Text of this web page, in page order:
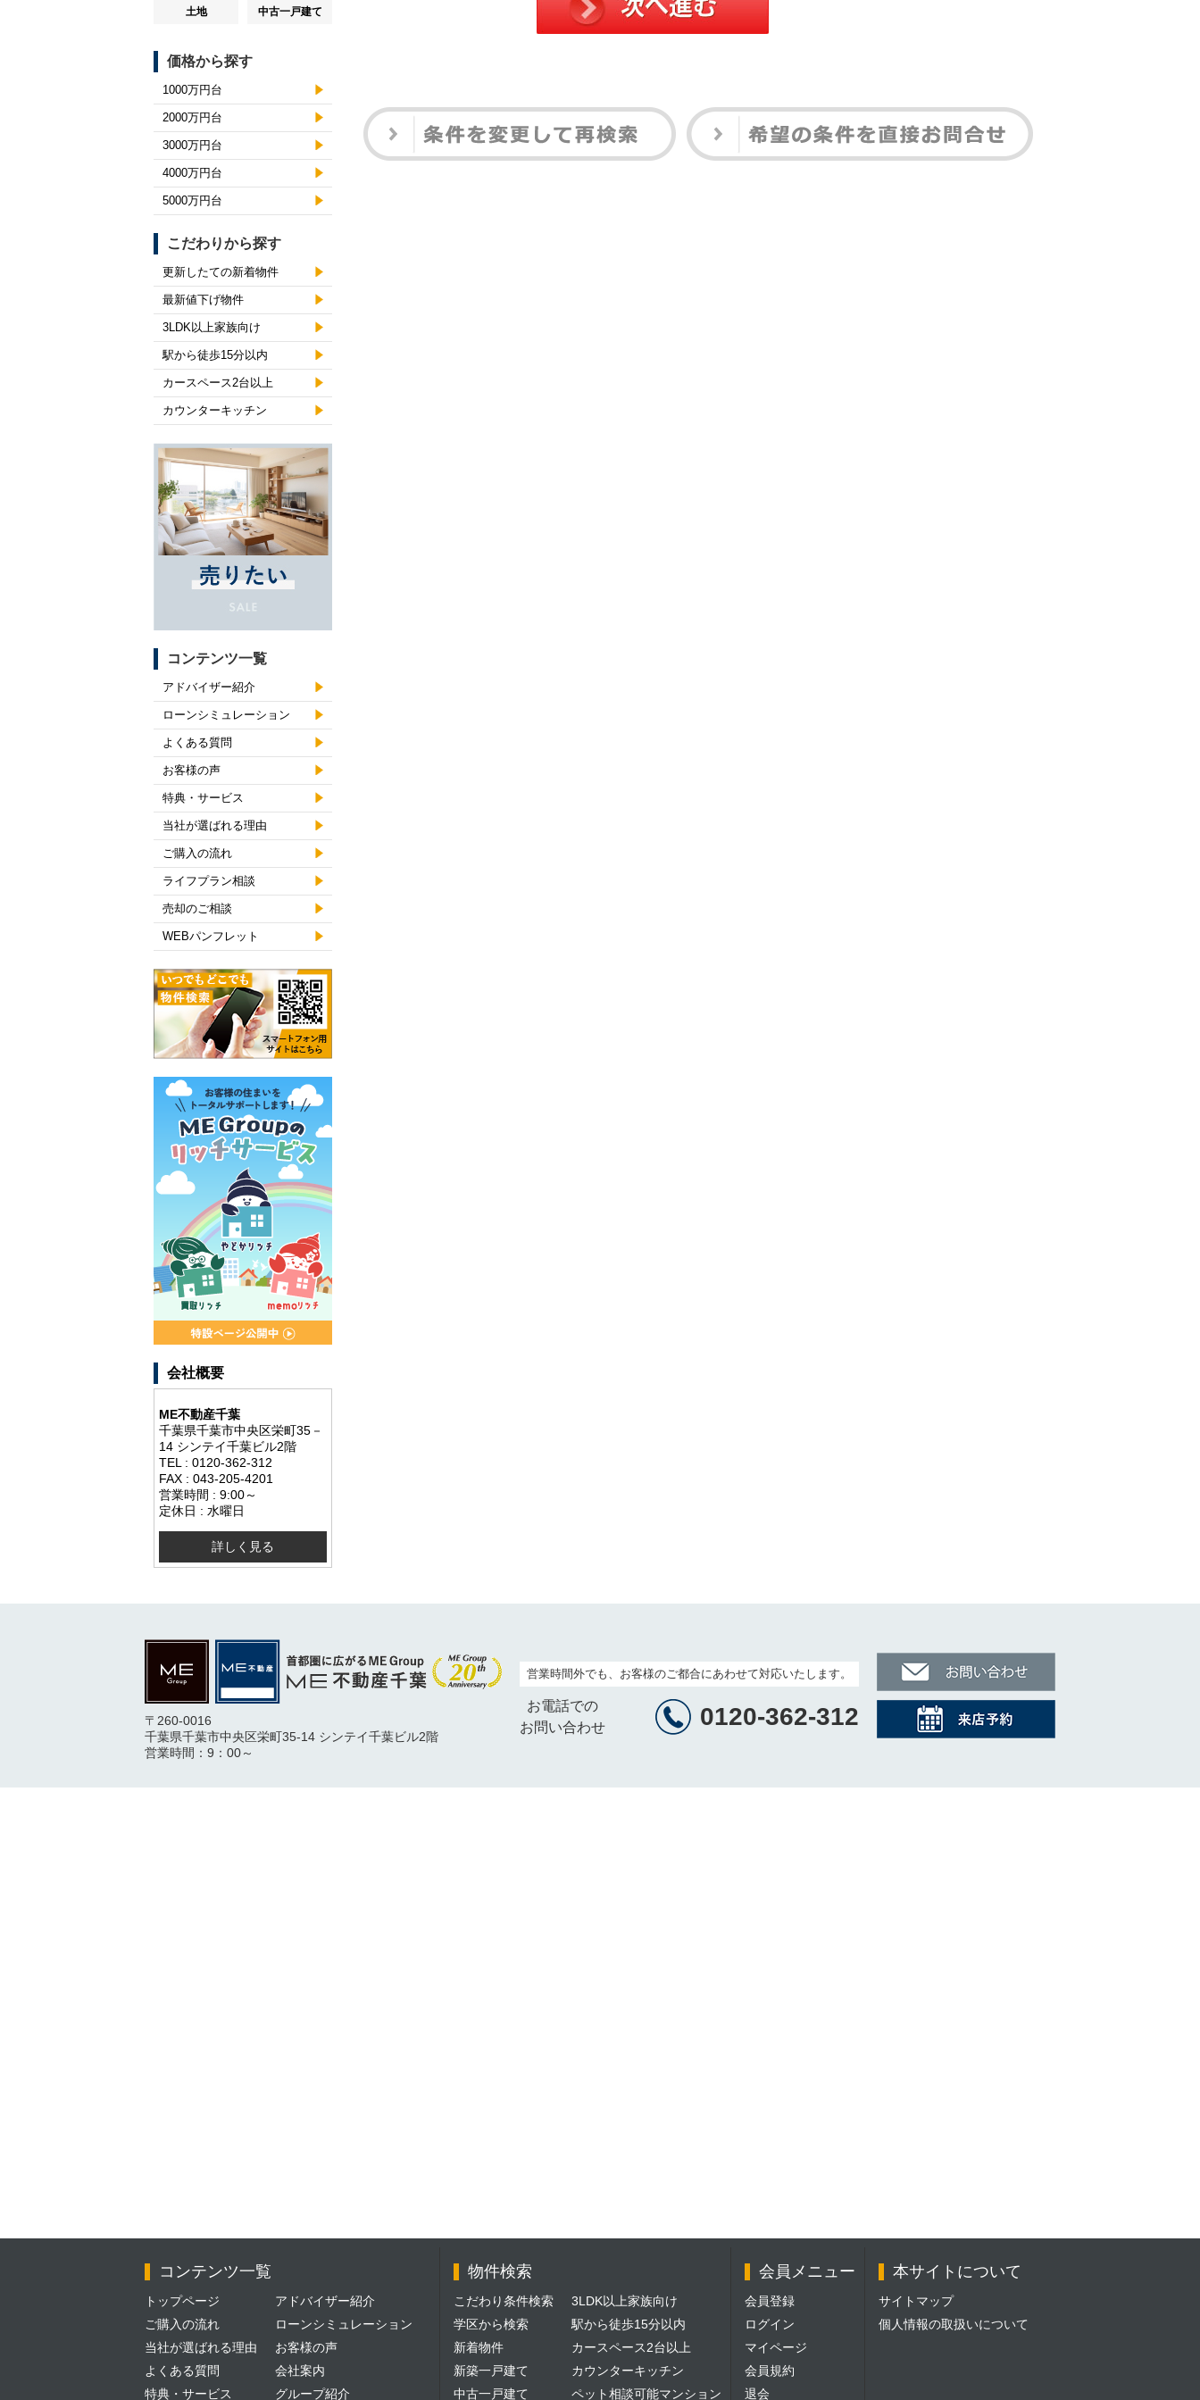
土地 中古一戸建て
価格から探す
1000万円台
2000万円台
3000万円台
4000万円台
5000万円台
こだわりから探す
更新したての新着物件
最新値下げ物件
3LDK以上家族向け
駅から徒歩15分以内
カースペース2台以上
カウンターキッチン
コンテンツ一覧
アドバイザー紹介
ローンシミュレーション
よくある質問
お客様の声
特典・サービス
当社が選ばれる理由
ご購入の流れ
ライフプラン相談
売却のご相談
WEBパンフレット
会社概要
ME不動産千葉
千葉県千葉市中央区栄町35－
14 シンテイ千葉ビル2階
TEL : 0120-362-312
FAX : 043-205-4201
営業時間 : 9:00～
定休日 : 水曜日
詳しく見る
〒260-0016
千葉県千葉市中央区栄町35-14 シンテイ千葉ビル2階
営業時間：9：00～
営業時間外でも、お客様のご都合にあわせて対応いたします。
お電話での
お問い合わせ
0120-362-312
コンテンツ一覧
トップページ
ご購入の流れ
当社が選ばれる理由
よくある質問
特典・サービス
アドバイザー紹介
ローンシミュレーション
お客様の声
会社案内
グループ紹介
物件検索
こだわり条件検索
学区から検索
新着物件
新築一戸建て
中古一戸建て
3LDK以上家族向け
駅から徒歩15分以内
カースペース2台以上
カウンターキッチン
ペット相談可能マンション
会員メニュー
会員登録
ログイン
マイページ
会員規約
退会
本サイトについて
サイトマップ
個人情報の取扱いについて